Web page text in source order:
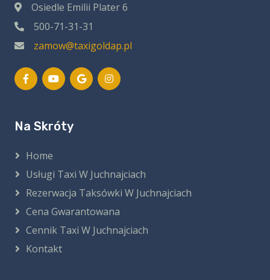
Osiedle Emilii Plater 6
500-71-31-31
zamow@taxigoldap.pl
Na Skróty
Home
Usługi Taxi W Juchnajciach
Rezerwacja Taksówki W Juchnajciach
Cena Gwarantowana
Cennik Taxi W Juchnajciach
Kontakt